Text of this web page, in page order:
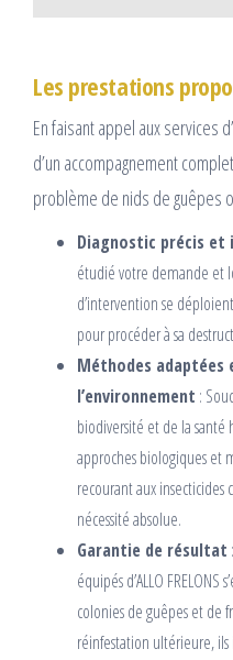
Les prestations
En faisant appel aux services
d’un accompagnement
problème de nids de guêpes
Diagnostic précis
étudié votre demande et
d’intervention se
pour procéder à sa
Méthodes adaptées
l’environnement :
biodiversité et de la santé
approches biologiques et
recourant aux
nécessité absolue.
Garantie de résultat
équipés d’ALLO
colonies de guêpes et de
réinfestation ultérieure,